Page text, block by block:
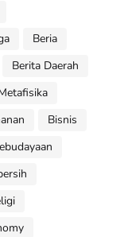
Beria
Berita Daerah
Bisnis